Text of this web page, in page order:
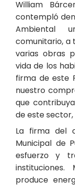
William
contempló
Ambiental
comunitario, a
varias obras
vida de los
firma de este
nuestro
que
de este sector,
La firma del
Municipal de
esfuerzo y
produce